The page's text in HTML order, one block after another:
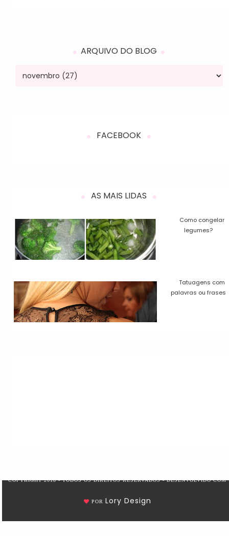
ARQUIVO DO BLOG
FACEBOOK
AS MAIS LIDAS
Como congelar
legumes?
Tatuagens com
palavras ou frases
COPYRIGHT 2018 - TODOS OS DIREITOS RESERVADOS - DESENVOLVIDO COM
POR Lory Design